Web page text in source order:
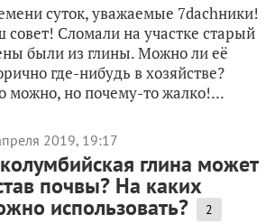
суток, уважаемые 7dachники!
Сломали на участке старый
были из глины. Можно ли её
где-нибудь в хозяйстве?
можно, но почему-то жалко!...
2019, 19:17
глина может
почвы? На каких
использовать? 2